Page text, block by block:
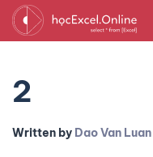
2
Written by Dao Van Luan